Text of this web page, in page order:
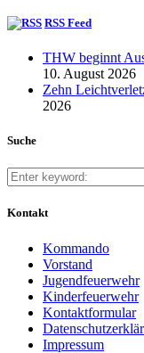
RSS Feed
THW beginnt
10. August 2026
Zehn
2026
Suche
Kontakt
Kommando
Vorstand
Jugendfeuerwehr
Kinderfeuerwehr
Kontaktformular
Impressum